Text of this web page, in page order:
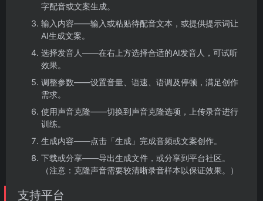
字配音或文案生成。
输入内容——输入或粘贴待配音文本，或提供提示词让
AI生成文案。
选择发音人——在右上方选择合适的AI发音人，可试听
效果。
调整参数——设置音量、语速、语调及停顿，满足创作
需求。
使用声音克隆——切换到声音克隆选项，上传录音进行
训练。
生成内容——点击「生成」完成音频或文案创作。
下载或分享——导出生成文件，或分享到平台社区。
（注意：克隆声音需要较清晰录音样本以保证效果。）
支持平台